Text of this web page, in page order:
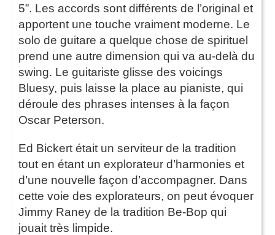
5”. Les accords sont différents de l’original et
apportent une touche vraiment moderne. Le
solo de guitare a quelque chose de spirituel
prend une autre dimension qui va au-delà du
swing. Le guitariste glisse des voicings
Bluesy, puis laisse la place au pianiste, qui
déroule des phrases intenses à la façon
Oscar Peterson.
Ed Bickert était un serviteur de la tradition
tout en étant un explorateur d’harmonies et
d’une nouvelle façon d’accompagner. Dans
cette voie des explorateurs, on peut évoquer
Jimmy Raney de la tradition Be-Bop qui
jouait très limpide.